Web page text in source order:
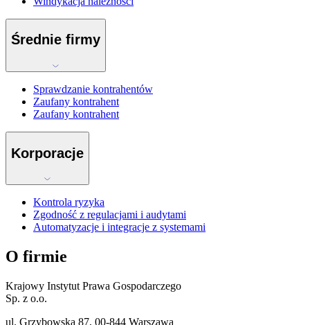
Średnie firmy
Sprawdzanie kontrahentów
Zaufany kontrahent
Zaufany kontrahent
Korporacje
Kontrola ryzyka
Zgodność z regulacjami i audytami
Automatyzacje i integracje z systemami
O firmie
Krajowy Instytut Prawa Gospodarczego
Sp. z o.o.
ul. Grzybowska 87, 00-844 Warszawa